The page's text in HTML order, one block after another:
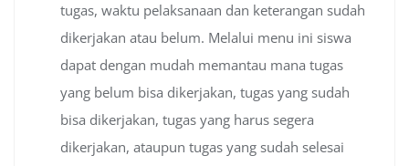
tugas, waktu pelaksanaan dan keterangan sudah
dikerjakan atau belum. Melalui menu ini siswa
dapat dengan mudah memantau mana tugas
yang belum bisa dikerjakan, tugas yang sudah
bisa dikerjakan, tugas yang harus segera
dikerjakan, ataupun tugas yang sudah selesai